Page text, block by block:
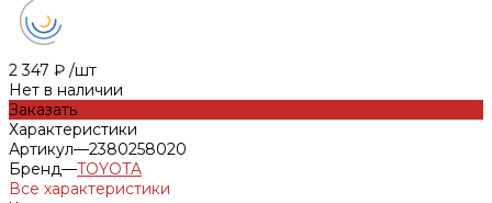
2 347 ₽ /шт
Нет в наличии
Заказать
Характеристики
Артикул—2380258020
Бренд—TOYOTA
Все характеристики